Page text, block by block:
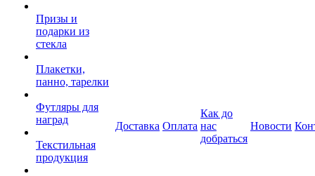
Призы и
подарки из
стекла
Плакетки,
панно, тарелки
Футляры для
наград
Текстильная
продукция
Доставка Оплата
Как до
нас
добраться
Новости